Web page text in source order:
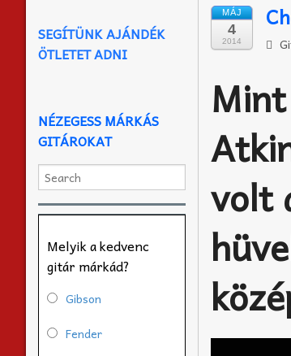
MÁJ
4
2014
volt
SEGÍTÜNK AJÁNDÉK
ÖTLETET ADNI
NÉZEGESS MÁRKÁS
GITÁROKAT
Melyik a kedvenc
gitár márkád?
Gibson
Fender